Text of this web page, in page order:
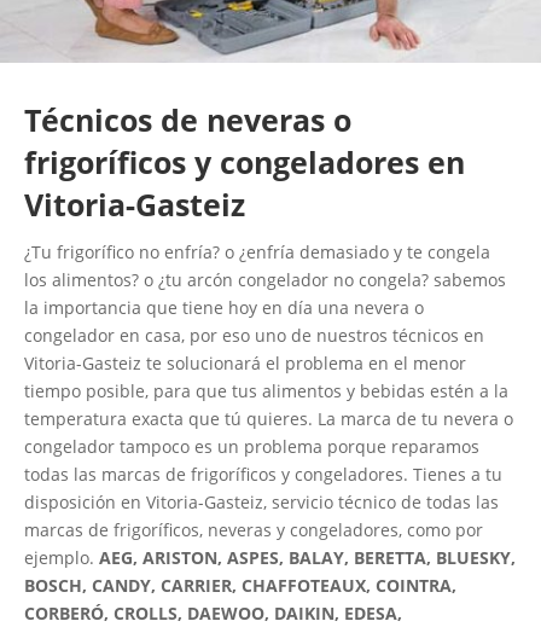
Técnicos de neveras o
frigoríficos y congeladores en
Vitoria-Gasteiz
¿Tu frigorífico no enfría? o ¿enfría demasiado y te congela
los alimentos? o ¿tu arcón congelador no congela? sabemos
la importancia que tiene hoy en día una nevera o
congelador en casa, por eso uno de nuestros técnicos en
Vitoria-Gasteiz te solucionará el problema en el menor
tiempo posible, para que tus alimentos y bebidas estén a la
temperatura exacta que tú quieres. La marca de tu nevera o
congelador tampoco es un problema porque reparamos
todas las marcas de frigoríficos y congeladores. Tienes a tu
disposición en Vitoria-Gasteiz, servicio técnico de todas las
marcas de frigoríficos, neveras y congeladores, como por
ejemplo. AEG, ARISTON, ASPES, BALAY, BERETTA, BLUESKY,
BOSCH, CANDY, CARRIER, CHAFFOTEAUX, COINTRA,
CORBERÓ, CROLLS, DAEWOO, DAIKIN, EDESA,